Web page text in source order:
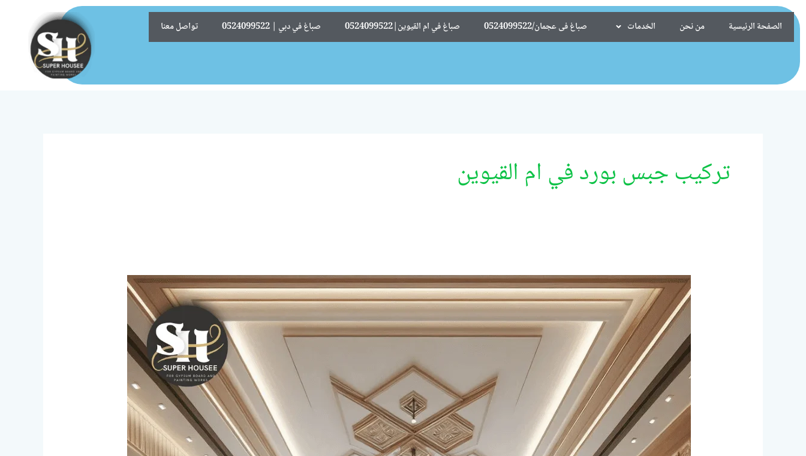
تخطي
إلى
المحتوى
الصفحة الرئيسية من نحن الخدمات صباغ فى عجمان/0524099522 صباغ في ام القيوين|0524099522 صباغ في دبي | 0524099522 تواصل معنا
تركيب جبس بورد في ام القيوين
شركة
تركيب
جبس
بورد
في
أم
القيوين/0524099522